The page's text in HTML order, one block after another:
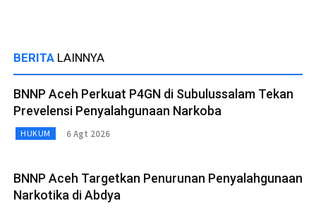
BERITA LAINNYA
BNNP Aceh Perkuat P4GN di Subulussalam Tekan
Prevelensi Penyalahgunaan Narkoba
HUKUM 6 Agt 2026
BNNP Aceh Targetkan Penurunan Penyalahgunaan
Narkotika di Abdya